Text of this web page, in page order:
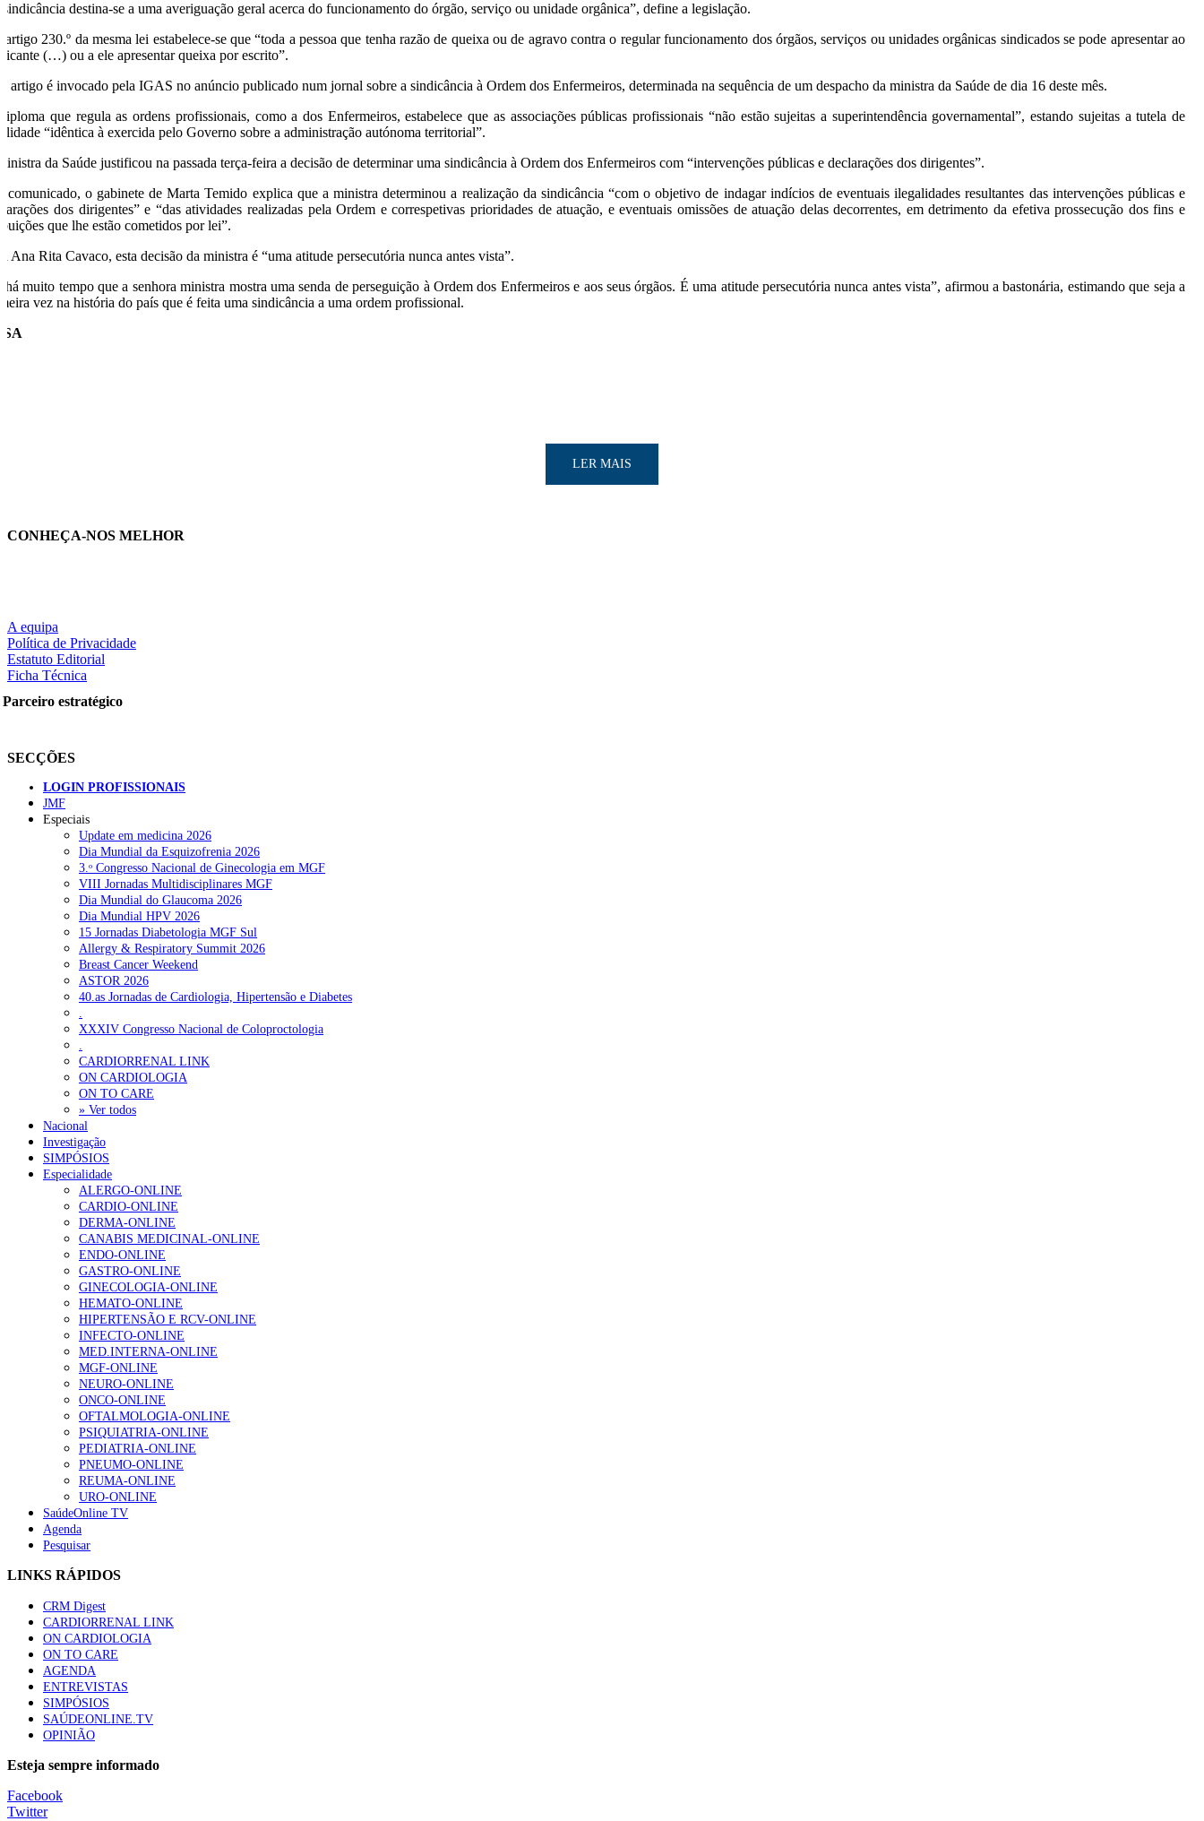
destina-se a uma averiguação geral acerca do funcionamento do órgão, serviço ou unidade orgânica”, define a legislação.
artigo 230.º da mesma lei estabelece-se que “toda a pessoa que tenha razão de queixa ou de agravo contra o regular funcionamento dos órgãos, serviços ou unidades orgânicas sindicados se pode apresentar ao
(…) ou a ele apresentar queixa por escrito”.
artigo é invocado pela IGAS no anúncio publicado num jornal sobre a sindicância à Ordem dos Enfermeiros, determinada na sequência de um despacho da ministra da Saúde de dia 16 deste mês.
que regula as ordens profissionais, como a dos Enfermeiros, estabelece que as associações públicas profissionais “não estão sujeitas a superintendência governamental”, estando sujeitas a tutela de
“idêntica à exercida pelo Governo sobre a administração autónoma territorial”.
da Saúde justificou na passada terça-feira a decisão de determinar uma sindicância à Ordem dos Enfermeiros com “intervenções públicas e declarações dos dirigentes”.
comunicado, o gabinete de Marta Temido explica que a ministra determinou a realização da sindicância “com o objetivo de indagar indícios de eventuais ilegalidades resultantes das intervenções públicas e
dos dirigentes” e “das atividades realizadas pela Ordem e correspetivas prioridades de atuação, e eventuais omissões de atuação delas decorrentes, em detrimento da efetiva prossecução dos fins e
que lhe estão cometidos por lei”.
Ana Rita Cavaco, esta decisão da ministra é “uma atitude persecutória nunca antes vista”.
há muito tempo que a senhora ministra mostra uma senda de perseguição à Ordem dos Enfermeiros e aos seus órgãos. É uma atitude persecutória nunca antes vista”, afirmou a bastonária, estimando que seja a
vez na história do país que é feita uma sindicância a uma ordem profissional.
nas redes sociais:
RECENTES
Plataforma criada por estudantes apoia famílias após diagnóstico de demência
ULS Alto Alentejo e IPO de Lisboa reforçam cooperação em Oncologia, formação e investigação
Montenegro defende gestão pública ou privada para garantir médicos de família
Governo admite cobrar taxas a utentes que recusem vaga em cuidados continuados
Estudo aponta potencial da casca de maracujá-roxo no controlo da inflamação da asma
MAIS LIDAS
Enfermagem Forense. “Da urgência ao tribunal, cada gesto conta e cada profissional faz a diferença”
202 visualizações
Alguns milhares de utentes podem ficar sem médico de família com nova regras do registo, alerta associação
167 visualizações
Quase quatro em cada dez doentes com enfarte apresentavam níveis elevados de Lp(a), revela estudo
84 visualizações
Trodelvy aprovado para primeira linha no cancro da mama triplo negativo metastático em doentes não elegíveis para inibidores PD-(L)1
58 visualizações
1.º Episódio do Podcast “Frequência Cardio – Sintoniza-te na Insuficiência Cardíaca” da Bayer
Canábis medicinal e saúde mental
53 visualizações
MAIS NOTÍCIAS
5 Ago, 2026
LER MAIS
CONHEÇA-NOS MELHOR
A equipa
Política de Privacidade
Estatuto Editorial
Ficha Técnica
Parceiro estratégico
SECÇÕES
LOGIN PROFISSIONAIS
JMF
Especiais
Update em medicina 2026
Dia Mundial da Esquizofrenia 2026
3.ᵒ Congresso Nacional de Ginecologia em MGF
VIII Jornadas Multidisciplinares MGF
Dia Mundial do Glaucoma 2026
Dia Mundial HPV 2026
15 Jornadas Diabetologia MGF Sul
Allergy & Respiratory Summit 2026
Breast Cancer Weekend
ASTOR 2026
40.as Jornadas de Cardiologia, Hipertensão e Diabetes
.
XXXIV Congresso Nacional de Coloproctologia
.
CARDIORRENAL LINK
ON CARDIOLOGIA
ON TO CARE
» Ver todos
Nacional
Investigação
SIMPÓSIOS
Especialidade
ALERGO-ONLINE
CARDIO-ONLINE
DERMA-ONLINE
CANABIS MEDICINAL-ONLINE
ENDO-ONLINE
GASTRO-ONLINE
GINECOLOGIA-ONLINE
HEMATO-ONLINE
HIPERTENSÃO E RCV-ONLINE
INFECTO-ONLINE
MED.INTERNA-ONLINE
MGF-ONLINE
NEURO-ONLINE
ONCO-ONLINE
OFTALMOLOGIA-ONLINE
PSIQUIATRIA-ONLINE
PEDIATRIA-ONLINE
PNEUMO-ONLINE
REUMA-ONLINE
URO-ONLINE
SaúdeOnline TV
Agenda
Pesquisar
LINKS RÁPIDOS
CRM Digest
CARDIORRENAL LINK
ON CARDIOLOGIA
ON TO CARE
AGENDA
ENTREVISTAS
SIMPÓSIOS
SAÚDEONLINE.TV
OPINIÃO
Esteja sempre informado
Facebook
Twitter